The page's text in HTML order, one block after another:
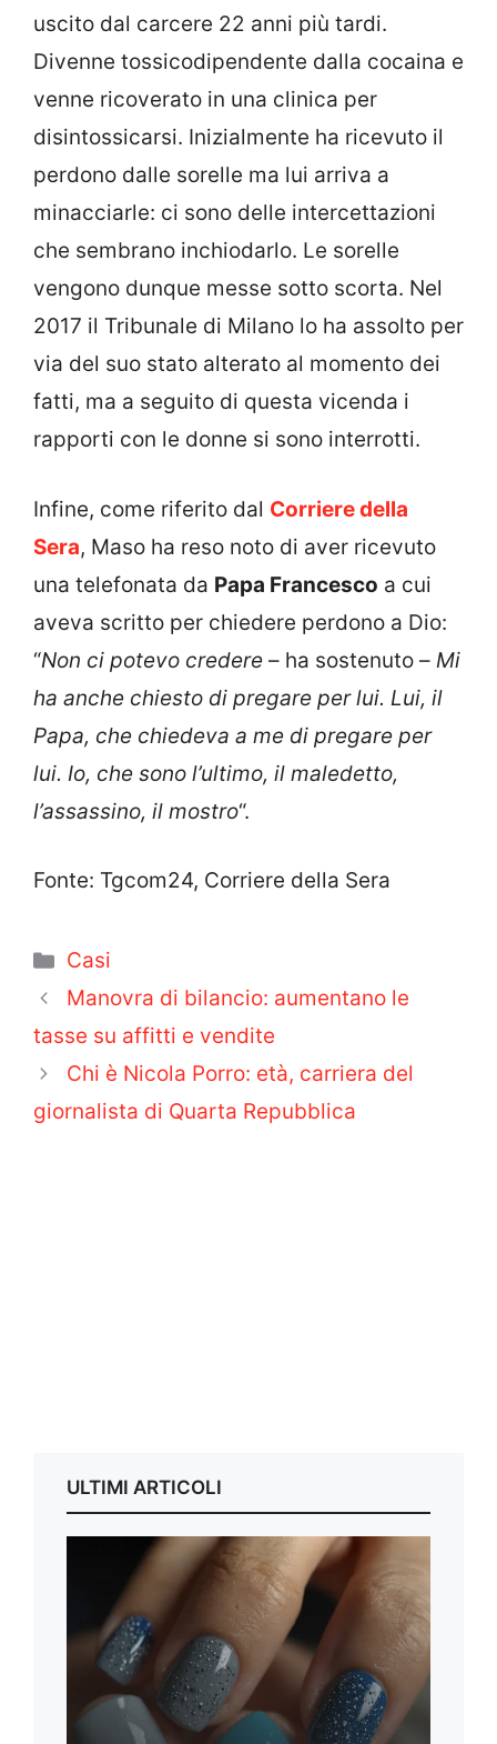
uscito dal carcere 22 anni più tardi.
Divenne tossicodipendente dalla cocaina e
venne ricoverato in una clinica per
disintossicarsi. Inizialmente ha ricevuto il
perdono dalle sorelle ma lui arriva a
minacciarle: ci sono delle intercettazioni
che sembrano inchiodarlo. Le sorelle
vengono dunque messe sotto scorta. Nel
2017 il Tribunale di Milano lo ha assolto per
via del suo stato alterato al momento dei
fatti, ma a seguito di questa vicenda i
rapporti con le donne si sono interrotti.
Infine, come riferito dal Corriere della
Sera, Maso ha reso noto di aver ricevuto
una telefonata da Papa Francesco a cui
aveva scritto per chiedere perdono a Dio:
“Non ci potevo credere – ha sostenuto – Mi
ha anche chiesto di pregare per lui. Lui, il
Papa, che chiedeva a me di pregare per
lui. Io, che sono l’ultimo, il maledetto,
l’assassino, il mostro“.
Fonte: Tgcom24, Corriere della Sera
Categorie
Casi
Manovra di bilancio: aumentano le
tasse su affitti e vendite
Chi è Nicola Porro: età, carriera del
giornalista di Quarta Repubblica
ULTIMI ARTICOLI